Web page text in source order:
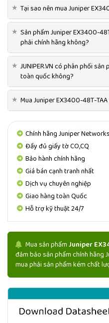
★ Tại sao nên mua Juniper
★ Sản phẩm Juniper EX3400-
phải chính hãng không?
★ JUNIPER.VN có phân phối
toàn quốc không?
★ Mua Juniper EX3400-48T-
Chính hãng Juniper Networks
Đầy đủ giấy tờ CO,CQ
Bảo hành chính hãng
Giá bán cạnh tranh nhất
Dịch vụ chuyên nghiệp
Giao hàng toàn Quốc
Hỗ trợ kỹ thuật 24/7
Mua sản phẩmJuniper
đảm bảo sản phẩm chính hãng
mua phải sản phẩm kém chất